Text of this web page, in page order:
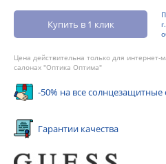
Купить в 1 клик
Цена действительна только для интернет-
салонах "Оптика Оптима"
-50% на все солнцезащитные
Гарантии качества